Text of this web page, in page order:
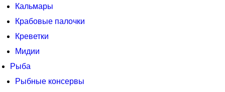
Кальмары
Крабовые палочки
Креветки
Мидии
Рыба
Рыбные консервы